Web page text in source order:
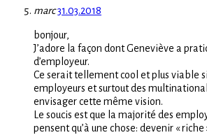
marc31.03.2018
bonjour,
J’adore la façon dont Geneviève a
d’employeur.
Ce serait tellement cool et plus viable
employeurs et surtout des
envisager cette même vision.
Le soucis est que la majorité des
pensent qu’à une chose: devenir «